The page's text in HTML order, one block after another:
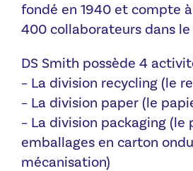
fondé en 1940 et compte
400 collaborateurs dans
DS Smith possède 4
– La division recycling (le
– La division paper (le
– La division packaging (le
emballages en carton
mécanisation)